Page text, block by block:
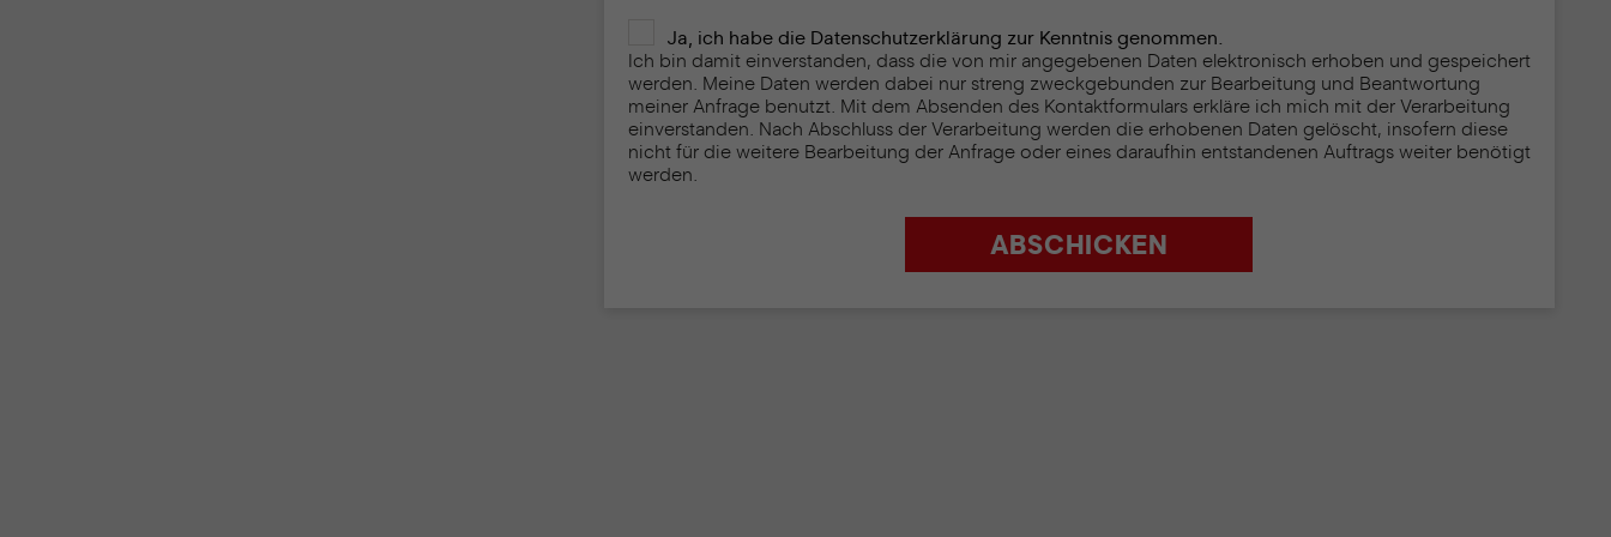
Ja, ich habe die Datenschutzerklärung zur Kenntnis genommen.
Ich bin damit einverstanden, dass die von mir angegebenen Daten elektronisch erhoben und gespeichert
werden. Meine Daten werden dabei nur streng zweckgebunden zur Bearbeitung und Beantwortung
meiner Anfrage benutzt. Mit dem Absenden des Kontaktformulars erkläre ich mich mit der Verarbeitung
einverstanden. Nach Abschluss der Verarbeitung werden die erhobenen Daten gelöscht, insofern diese
nicht für die weitere Bearbeitung der Anfrage oder eines daraufhin entstandenen Auftrags weiter benötigt
werden.